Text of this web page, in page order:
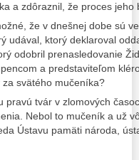
a zdôraznil, že proces
že v dnešnej dobe sú
udával, ktorý deklaroval
odobril prenasledovanie
a predstaviteľom
svätého mučeníka?
pravú tvár v zlomových
Nebol to mučeník a už
Ústavu pamäti národa,